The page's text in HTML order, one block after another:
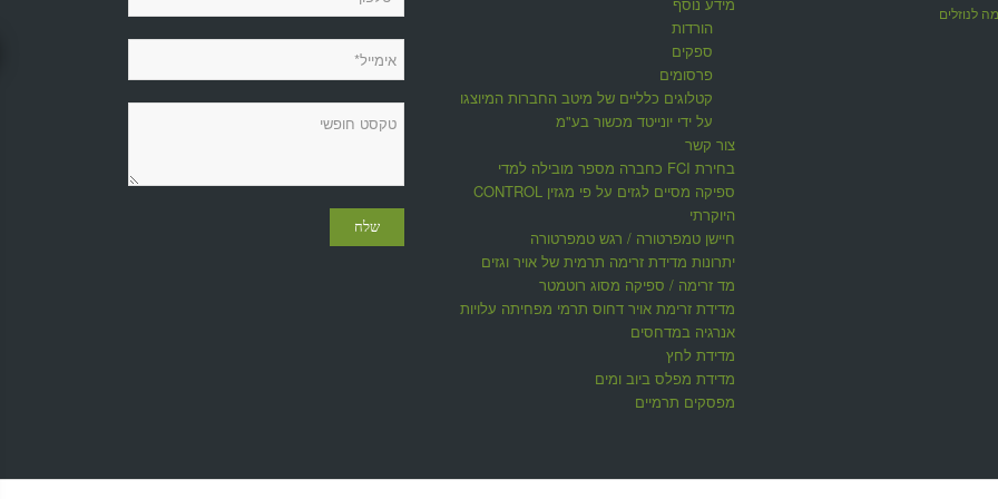
הורדות
ספקים
פרסומים
קטלוגים כלליים של מיטב החברות המיוצגות
על ידי יונייטד מכשור בע"מ
צור קשר
בחירת FCI כחברה מספר מובילה למדי
ספיקה מסיים לגזים על פי מגזין CONTROL
היוקרתי
חיישן טמפרטורה / רגש טמפרטורה
יתרונות מדידת זרימה תרמית של אויר וגזים
מד זרימה / ספיקה מסוג רוטמטר
מדידת זרימת אויר דחוס תרמי מפחיתה עלויות
אנרגיה במדחסים
מדידת לחץ
מדידת מפלס ביוב ומים
מפסקים תרמיים
לנוזלים